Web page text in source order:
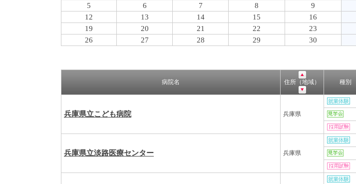
5
6 7 8 9
12
13 14 15 16
19
20 21 22 23
26
27 28 29 30
病院名 住所（地域） 種別
兵庫県立こども病院 兵庫県
兵庫県立淡路医療センター 兵庫県